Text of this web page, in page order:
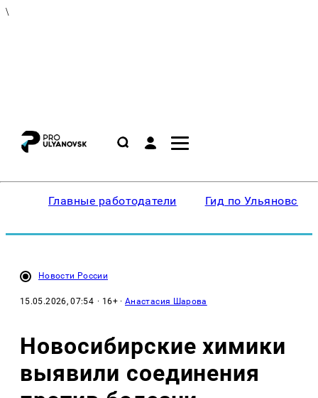
\
Главные работодатели Гид по Ульяновску
Новости России
15.05.2026, 07:54 · 16+ ·Анастасия Шарова
Новосибирские химики
выявили соединения